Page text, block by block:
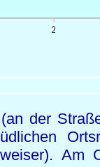
der
Am